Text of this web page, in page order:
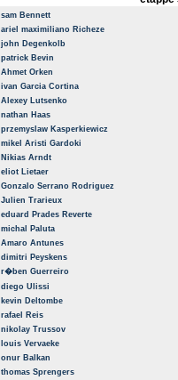
sam Bennett
ariel maximiliano Richeze
john Degenkolb
patrick Bevin
Ahmet Orken
ivan Garcia Cortina
Alexey Lutsenko
nathan Haas
przemyslaw Kasperkiewicz
mikel Aristi Gardoki
Nikias Arndt
eliot Lietaer
Gonzalo Serrano Rodriguez
Julien Trarieux
eduard Prades Reverte
michal Paluta
Amaro Antunes
dimitri Peyskens
r�ben Guerreiro
diego Ulissi
kevin Deltombe
rafael Reis
nikolay Trussov
louis Vervaeke
onur Balkan
thomas Sprengers